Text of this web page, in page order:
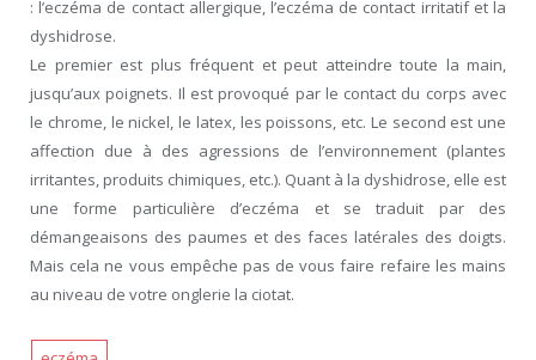
: l’eczéma de contact allergique, l’eczéma de contact irritatif et la
dyshidrose.
Le premier est plus fréquent et peut atteindre toute la main,
jusqu’aux poignets. Il est provoqué par le contact du corps avec
le chrome, le nickel, le latex, les poissons, etc. Le second est une
affection due à des agressions de l’environnement (plantes
irritantes, produits chimiques, etc.). Quant à la dyshidrose, elle est
une forme particulière d’eczéma et se traduit par des
démangeaisons des paumes et des faces latérales des doigts.
Mais cela ne vous empêche pas de vous faire refaire les mains
au niveau de votre onglerie la ciotat.